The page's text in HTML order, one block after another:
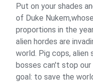
Put on your shades
of Duke
proportions in the
alien hordes are
world. Pig cops, alien
bosses can't stop our
goal: to save the